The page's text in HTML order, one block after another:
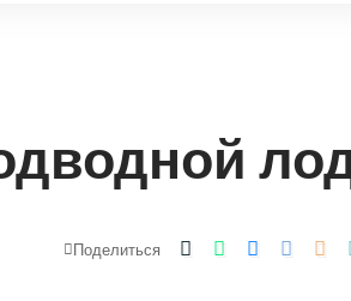
Поделиться